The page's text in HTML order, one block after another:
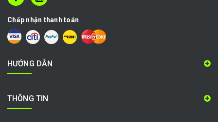
Chấp nhận thanh toán
HƯỚNG DẪN
THÔNG TIN